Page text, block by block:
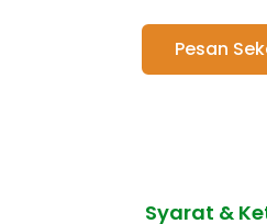
Pesan
Syarat &